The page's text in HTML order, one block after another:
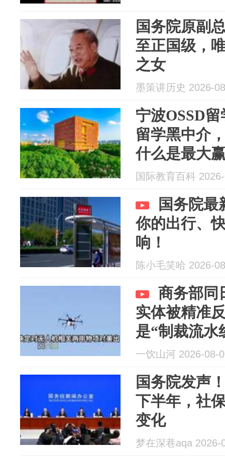
国务院原副
至正国级，
之女
墨策讲历史 2026-
宁波OSSD
留学黑中介
什么是最大
国际教育百科
国务院最
你的出行、
响！
陈小毛笑哈 2026-
商务部同
实体被精准
是“制裁流水
一饮山河 2026-08-
国务院发声
下半年，社
变化
梦在深巷aqa 2026-